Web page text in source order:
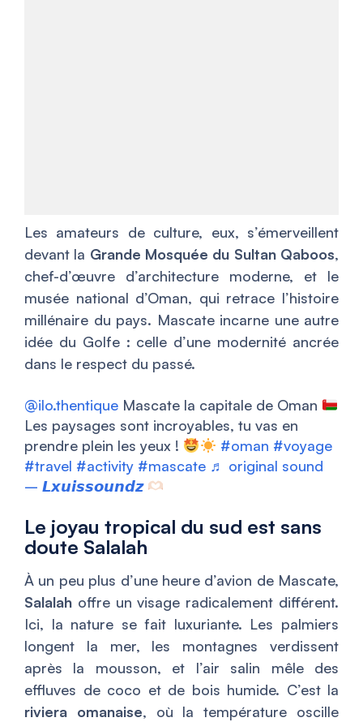
Les amateurs de culture, eux, s’émerveillent
devant la Grande Mosquée du Sultan Qaboos,
chef-d’œuvre d’architecture moderne, et le
musée national d’Oman, qui retrace l’histoire
millénaire du pays. Mascate incarne une autre
idée du Golfe : celle d’une modernité ancrée
dans le respect du passé.
@ilo.thentique Mascate la capitale de Oman
Les paysages sont incroyables, tu vas en
prendre plein les yeux !
#oman #voyage
#travel #activity #mascate ♬ original sound
– 𝙇𝙭𝙪𝙞𝙨𝙨𝙤𝙪𝙣𝙙𝙯
Le joyau tropical du sud est sans
doute Salalah
À un peu plus d’une heure d’avion de Mascate,
Salalah offre un visage radicalement différent.
Ici, la nature se fait luxuriante. Les palmiers
longent la mer, les montagnes verdissent
après la mousson, et l’air salin mêle des
effluves de coco et de bois humide. C’est la
riviera omanaise, où la température oscille